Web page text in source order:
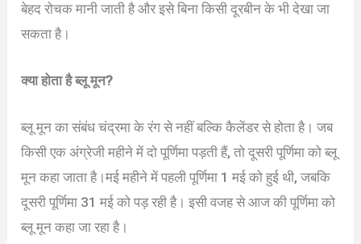
बेहद रोचक मानी जाती है और इसे बिना किसी दूरबीन के भी देखा जा
सकता है।
क्या होता है ब्लू मून?
ब्लू मून का संबंध चंद्रमा के रंग से नहीं बल्कि कैलेंडर से होता है। जब
किसी एक अंग्रेजी महीने में दो पूर्णिमा पड़ती हैं, तो दूसरी पूर्णिमा को ब्लू
मून कहा जाता है।मई महीने में पहली पूर्णिमा 1 मई को हुई थी, जबकि
दूसरी पूर्णिमा 31 मई को पड़ रही है। इसी वजह से आज की पूर्णिमा को
ब्लू मून कहा जा रहा है।